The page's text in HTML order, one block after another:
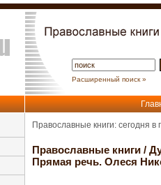
Расширенный поиск »
Православные книги: сегодня
Православные книги /
Прямая речь. Олеся